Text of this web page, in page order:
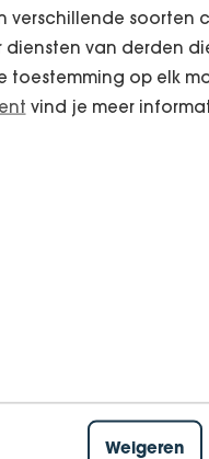
verschillende soorten
van derden
toestemming op elk
vind je meer
Weigeren
de zorg.
privacy en
proces
rol. Het is